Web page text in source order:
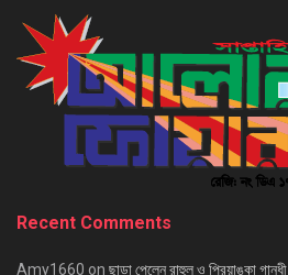
Recent Comments
Amy1660 on ছাড়া পেলেন রাহুল ও প্রিয়াঙ্কা গান্ধী